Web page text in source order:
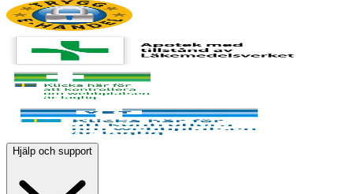
Hjälp och support